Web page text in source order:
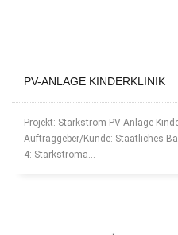
PV-ANLAGE KINDERKLINIK
Projekt: Starkstrom PV Anlage
Auftraggeber/Kunde: Staatliches
4: Starkstroma...